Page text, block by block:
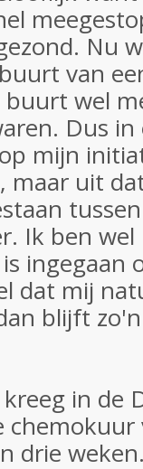
Nu
van
wel
Dus
mijn
maar uit
Ik ben
ingegaan
dat mij
blijft
in de
drie